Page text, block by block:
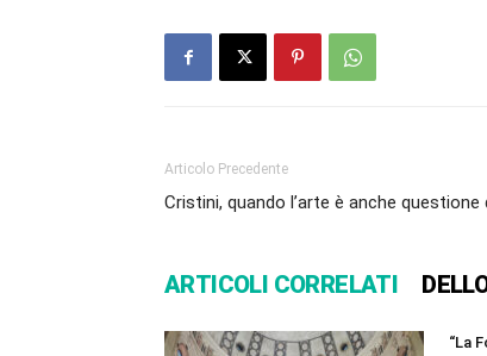
Articolo Precedente
Cristini, quando l’arte è anche questione
ARTICOLI CORRELATI
“La